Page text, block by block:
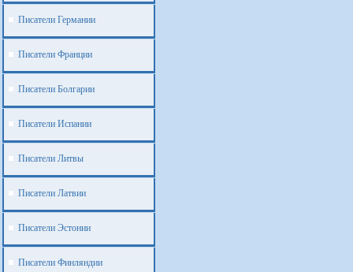
Писатели Германии
Писатели Франции
Писатели Болгарии
Писатели Испании
Писатели Литвы
Писатели Латвии
Писатели Эстонии
Писатели Финляндии